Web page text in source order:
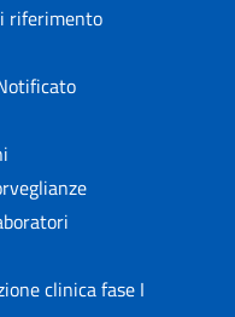
riferimento
clinica fase I